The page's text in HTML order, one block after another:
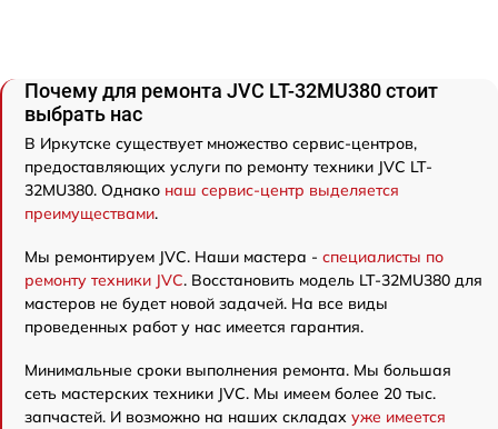
Почему для ремонта JVC LT-32MU380 стоит
выбрать нас
В Иркутске существует множество сервис-центров,
предоставляющих услуги по ремонту техники JVC LT-
32MU380. Однако наш сервис-центр выделяется
преимуществами.
Мы ремонтируем JVC. Наши мастера - специалисты по
ремонту техники JVC. Восстановить модель LT-32MU380 для
мастеров не будет новой задачей. На все виды
проведенных работ у нас имеется гарантия.
Минимальные сроки выполнения ремонта. Мы большая
сеть мастерских техники JVC. Мы имеем более 20 тыс.
запчастей. И возможно на наших складах уже имеется